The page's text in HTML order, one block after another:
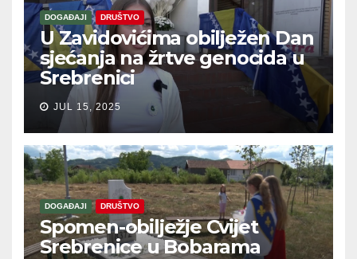
DOGAĐAJI DRUŠTVO
U Zavidovićima obilježen Dan
sjećanja na žrtve genocida u
Srebrenici
JUL 15, 2025
DOGAĐAJI DRUŠTVO
Spomen-obilježje Cvijet
Srebrenice u Bobarama